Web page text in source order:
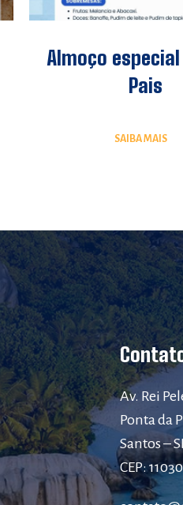
Almoço
Pais
SAIBA MAIS
Av. Rei
Ponta da
Santos –
CEP: